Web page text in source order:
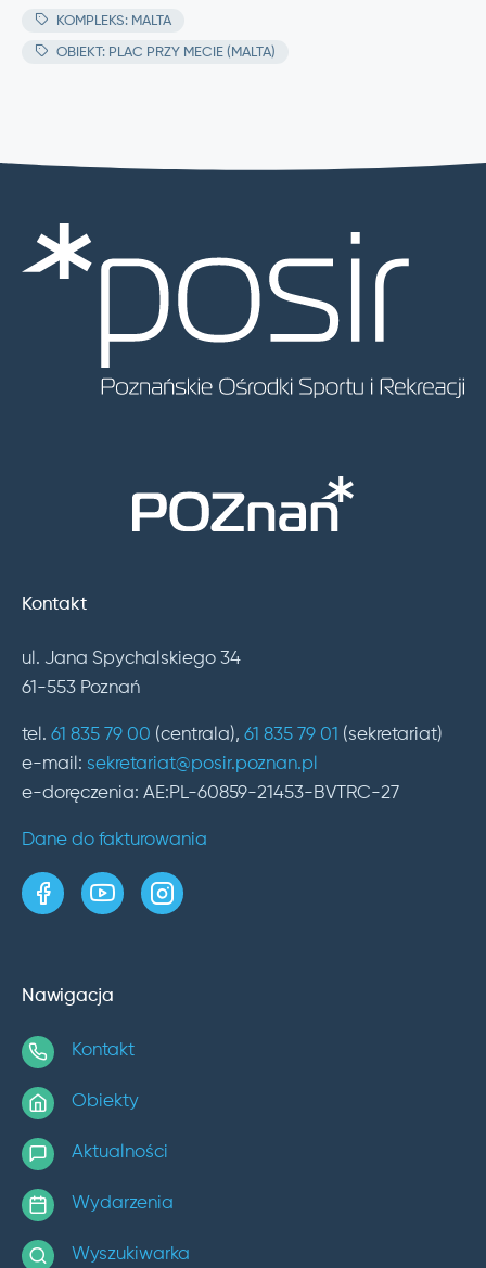
KOMPLEKS: MALTA
OBIEKT: PLAC PRZY MECIE (MALTA)
Kontakt
ul. Jana Spychalskiego 34
61-553 Poznań
tel. 61 835 79 00 (centrala), 61 835 79 01 (sekretariat)
e-mail: sekretariat@posir.poznan.pl
e-doręczenia: AE:PL-60859-21453-BVTRC-27
Dane do fakturowania
strona w serwisie Facebook
kanał w serwisie YouTube
profil w serwisie Instagram
Nawigacja
Kontakt
Obiekty
Aktualności
Wydarzenia
Wyszukiwarka